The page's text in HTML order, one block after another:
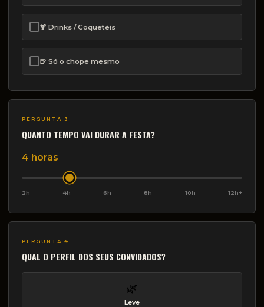
🍹 Drinks / Coquetéis
🍺 Só o chope mesmo
PERGUNTA 3
QUANTO TEMPO VAI DURAR A FESTA?
4 horas
2h 4h 6h 8h 10h 12h+
PERGUNTA 4
QUAL O PERFIL DOS SEUS CONVIDADOS?
🌿
Leve